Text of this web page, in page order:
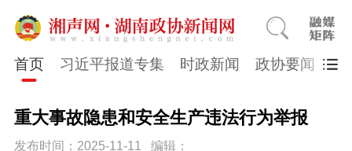
首页 习近平报道专集 时政新闻 政协要闻 市
重大事故隐患和安全生产违法行为举报
发布时间：2025-11-11 编辑：